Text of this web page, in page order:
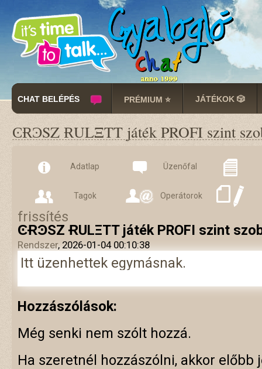
CHAT BELÉPÉS PRÉMIUM ⭐ JÁTÉKOK 🎲
ϾɌϿSZ ɌULΞTT játék PROFI szint
Adatlap Üzenőfal
Tagok Operátorok
frissítés
ϾɌϿSZ ɌULΞTT játék PROFI szint
Rendszer, 2026-01-04 00:10:38
Itt üzenhettek egymásnak.
Hozzászólások:
Még senki nem szólt hozzá.
Ha szeretnél hozzászólni, akkor előbb